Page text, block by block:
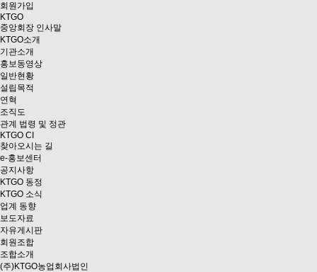
회원가입
KTGO
중앙회장 인사말
KTGO소개
기관소개
홍보동영상
일반현황
설립목적
연혁
조직도
관계 법령 및 정관
KTGO CI
찾아오시는 길
e-홍보센터
공지사항
KTGO 동정
KTGO 소식
업계 동향
보도자료
자유게시판
회원조합
조합소개
(주)KTGO농업회사법인